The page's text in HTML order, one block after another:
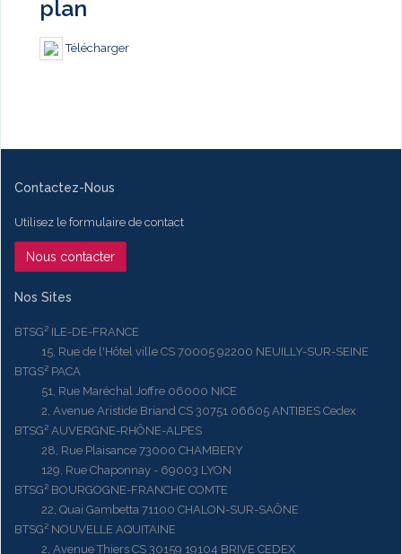
plan
Télécharger
Contactez-Nous
Utilisez le formulaire de contact
Nous contacter
Nos Sites
BTSG² ILE-DE-FRANCE
15, Rue de l'Hôtel ville CS 70005 92200 NEUILLY-SUR-SEINE
BTGS² PACA
51, Rue Maréchal Joffre 06000 NICE
2, Avenue Aristide Briand CS 30751 06605 ANTIBES Cedex
BTSG² AUVERGNE-RHÔNE-ALPES
28, Rue Plaisance 73000 CHAMBERY
129, Rue Chaponnay - 69003 LYON
BTSG² BOURGOGNE-FRANCHE COMTE
22, Quai Gambetta 71100 CHALON-SUR-SAÔNE
BTSG² NOUVELLE AQUITAINE
2, Avenue Thiers CS 30159 19104 BRIVE CEDEX